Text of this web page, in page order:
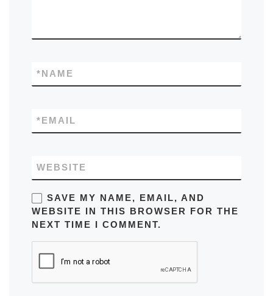
NAME
*
EMAIL
*
WEBSITE
SAVE MY NAME, EMAIL, AND
WEBSITE IN THIS BROWSER FOR THE
NEXT TIME I COMMENT.